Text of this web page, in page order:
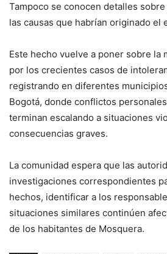
Tampoco se conocen detalles
las causas que habrían originado el
Este hecho vuelve a poner sobre la
por los crecientes casos de
registrando en diferentes
Bogotá, donde conflictos
terminan escalando a situaciones
consecuencias graves.
La comunidad espera que las
investigaciones correspondientes
hechos, identificar a los
situaciones similares continúen
de los habitantes de Mosquera.